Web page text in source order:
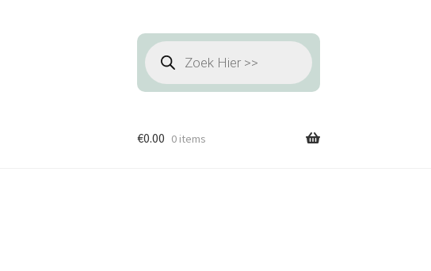
Producten
zoeken
€0.00 0 items